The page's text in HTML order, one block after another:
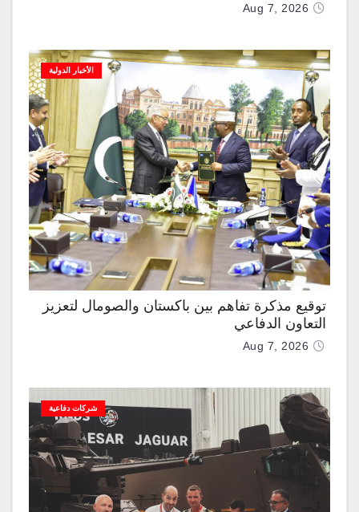
Aug 7, 2026
الأخبار الدولية
توقيع مذكرة تفاهم بين باكستان والصومال لتعزيز
التعاون الدفاعي
Aug 7, 2026
شركات دفاعية